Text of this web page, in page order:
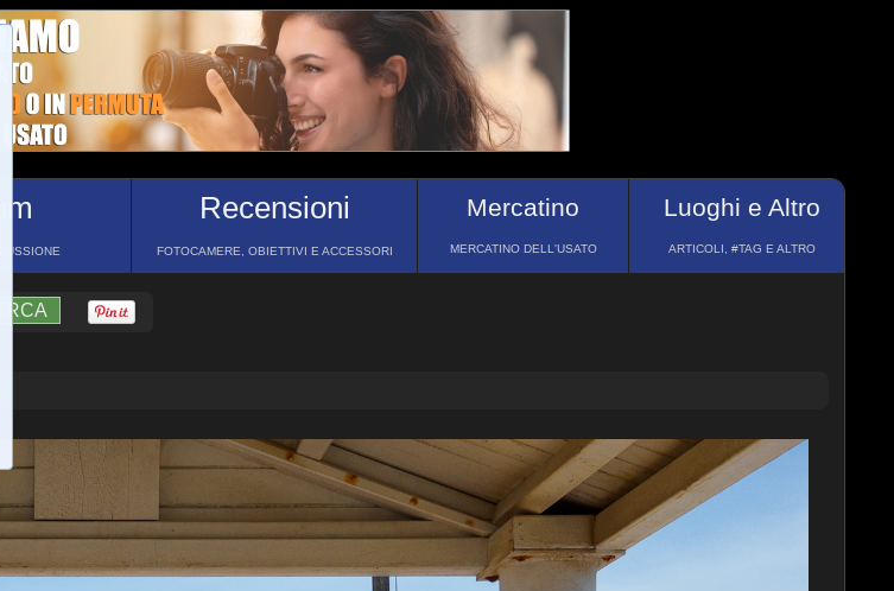
Recensioni
FOTOCAMERE, OBIETTIVI E ACCESSORI
Mercatino
MERCATINO DELL'USATO
Luoghi e Altro
ARTICOLI, #TAG E ALTRO